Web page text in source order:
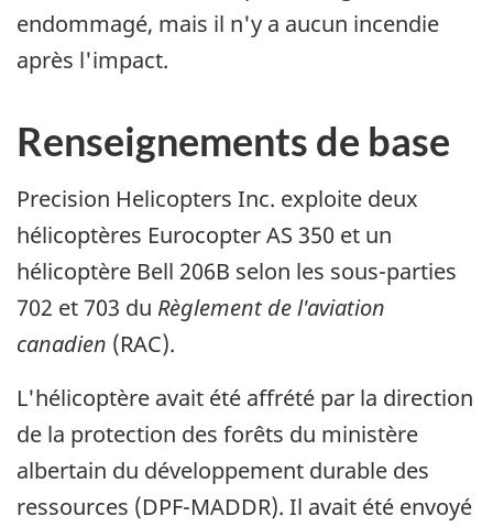
endommagé, mais il n'y a aucun incendie
après l'impact.
Renseignements de base
Precision Helicopters Inc. exploite deux
hélicoptères Eurocopter AS 350 et un
hélicoptère Bell 206B selon les sous-parties
702 et 703 du Règlement de l'aviation
canadien (RAC).
L'hélicoptère avait été affrété par la direction
de la protection des forêts du ministère
albertain du développement durable des
ressources (DPF-MADDR). Il avait été envoyé